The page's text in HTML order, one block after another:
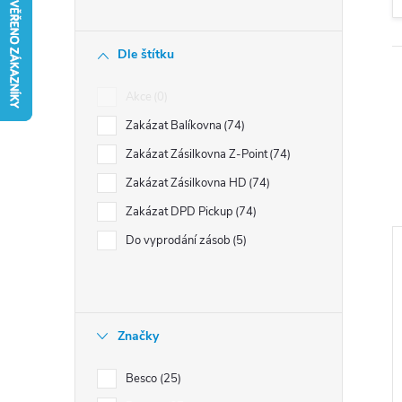
Dle štítku
Zakázat Balíkovna 74
Zakázat Zásilkovna Z-Point 74
Zakázat Zásilkovna HD 74
Zakázat DPD Pickup 74
Do vyprodání zásob 5
Značky
Besco 25